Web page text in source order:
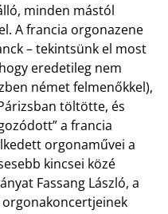
minden mástól
A francia orgonazene
– tekintsünk el most
eredetileg nem
német felmenőkkel),
töltötte, és
a francia
orgonaművei a
kincsei közé
Fassang László, a